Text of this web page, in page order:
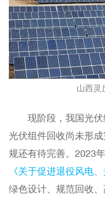
山西灵
现阶段，我国光
光伏组件回收尚未形
规还有待完善。2023
《关于促进退役风电
绿色设计、规范回收